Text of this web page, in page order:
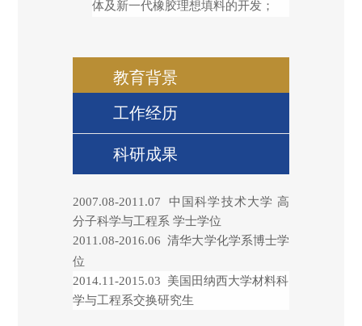
体及新一代橡胶理想填料的开发；
教育背景
工作经历
科研成果
2007.08-2011.07 中国科学技术大学 高
分子科学与工程系 学士学位
2011.08-2016.06 清华大学化学系博士学
位
2014.11-2015.03
美国田纳西大学材料科
学与工程系交换研究生